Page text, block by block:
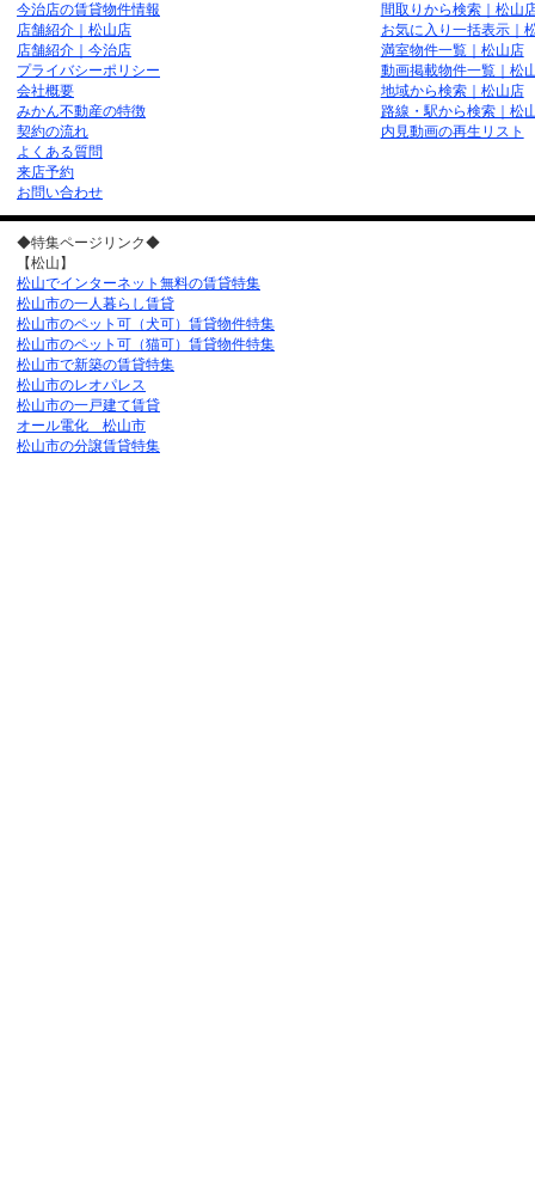
た。
2026/08/08 松山市御幸1丁目584の1K賃貸マンシ
UEDA303号室(みかん賃貸ナンバー：
た。
2026/08/08
南斎院201号室(みかん賃貸ナンバー：
た。
2026/08/08
(みかん賃貸ナンバー：515858)の情報を更新
2026/08/08
松山市松前町2丁目3-4の1LDK賃貸マ
ス1301号室(みかん賃貸ナンバー：515857)の
2026/08/08 松山市保免上2丁目4-31の1LDK賃貸
MignonGarden保免207号室(みかん賃貸ナン
今治店の賃貸物件情報
店舗紹介｜松山店
店舗紹介｜今治店
プライバシーポリシー
会社概要
みかん不動産の特徴
契約の流れ
よくある質問
来店予約
お問い合わせ
間取りから検索｜松山
お気に入り一括表示｜
満室物件一覧｜松山店
動画掲載物件一覧｜松
地域から検索｜松山店
路線・駅から検索｜松
内見動画の再生リスト
◆特集ページリンク◆
【松山】
松山でインターネット無料の賃貸特集
松山市の一人暮らし賃貸
松山市のペット可（犬可）賃貸物件特集
松山市のペット可（猫可）賃貸物件特集
松山市で新築の賃貸特集
松山市のレオパレス
松山市の一戸建て賃貸
オール電化 松山市
松山市の分譲賃貸特集